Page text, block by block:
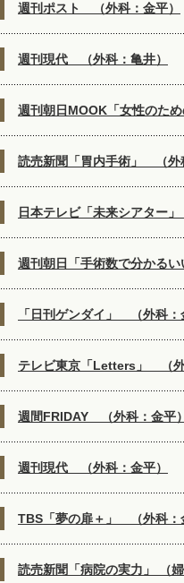
週刊ポスト （外科：金平）
週刊現代 （外科：亀井）
週刊朝日MOOK「女性のた
読売新聞「胃内手術」 （外
日本テレビ「未来シアター
週刊朝日「手術数で分かる
「日刊ゲンダイ」 （外科：
テレビ東京「Letters」 （外
週間FRIDAY （外科：金平）
週刊現代 （外科：金平）
TBS「夢の扉＋」 （外科：
読売新聞「病院の実力」 （婦